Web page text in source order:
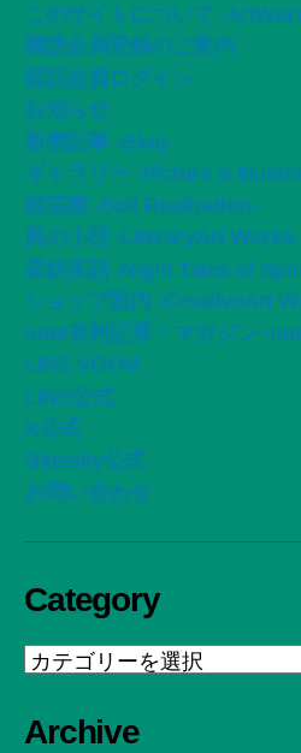
このサイトについて -
購読会員登録のご案内
購読会員ログイン
お知らせ
新着記事 -Blog-
ギャラリー -Picture &
桜荘園 -Doll Realization-
風の小径 -LiteraryArt Works-
星紡夜話 -Night Tales of
ショップ案内 -CreativeArt
note有料記事・マガジン -
LINE VOOM
LINE公式
X公式
Bluesky公式
お問い合わせ
Category
Category
Archive